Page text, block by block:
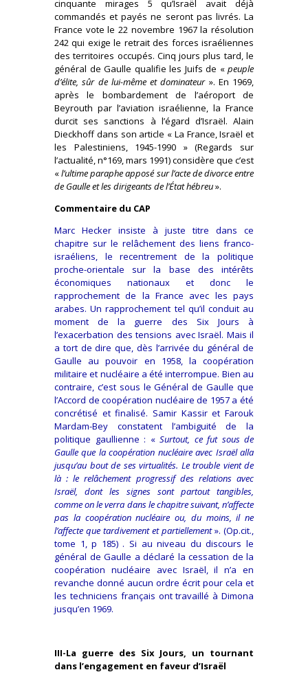
cinquante mirages 5 qu’Israël avait déjà
commandés et payés ne seront pas livrés. La
France vote le 22 novembre 1967 la résolution
242 qui exige le retrait des forces israéliennes
des territoires occupés. Cinq jours plus tard, le
général de Gaulle qualifie les Juifs de « peuple
d’élite, sûr de lui-même et dominateur». En 1969,
après le bombardement de l’aéroport de
Beyrouth par l’aviation israélienne, la France
durcit ses sanctions à l’égard d’Israël. Alain
Dieckhoff dans son article « La France, Israël et
les Palestiniens, 1945-1990 » (Regards sur
l’actualité, n°169, mars 1991) considère que c’est
«l’ultime paraphe apposé sur l’acte de divorce entre
de Gaulle et les dirigeants de l’État hébreu».
Commentaire du CAP
Marc Hecker insiste à juste titre dans ce
chapitre sur le relâchement des liens franco-
israéliens, le recentrement de la politique
proche-orientale sur la base des intérêts
économiques nationaux et donc le
rapprochement de la France avec les pays
arabes. Un rapprochement tel qu’il conduit au
moment de la guerre des Six Jours à
l’exacerbation des tensions avec Israël. Mais il
a tort de dire que, dès l’arrivée du général de
Gaulle au pouvoir en 1958, la coopération
militaire et nucléaire a été interrompue. Bien au
contraire, c’est sous le Général de Gaulle que
l’Accord de coopération nucléaire de 1957 a été
concrétisé et finalisé. Samir Kassir et Farouk
Mardam-Bey constatent l’ambiguité de la
politique gaullienne : « Surtout, ce fut sous de
Gaulle que la coopération nucléaire avec Israël alla
jusqu’au bout de ses virtualités. Le trouble vient de
là : le relâchement progressif des relations avec
Israël, dont les signes sont partout tangibles,
comme on le verra dans le chapitre suivant, n’affecte
pas la coopération nucléaire ou, du moins, il ne
l’affecte que tardivement et partiellement». (Op.cit.,
tome 1, p 185) . Si au niveau du discours le
général de Gaulle a déclaré la cessation de la
coopération nucléaire avec Israël, il n’a en
revanche donné aucun ordre écrit pour cela et
les techniciens français ont travaillé à Dimona
jusqu’en 1969.
III-La guerre des Six Jours, un tournant
dans l’engagement en faveur d’Israël